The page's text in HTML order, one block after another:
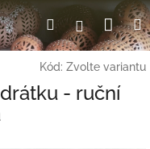
HledatPřihlášení
Kód: Zvolte variantu
- ruční